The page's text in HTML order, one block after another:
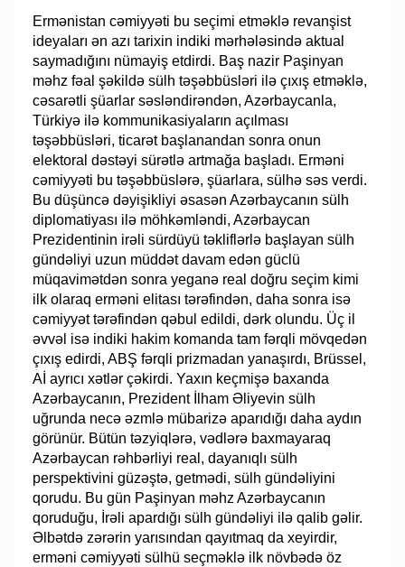
Ermənistan cəmiyyəti bu seçimi etməklə revanşist
ideyaları ən azı tarixin indiki mərhələsində aktual
saymadığını nümayiş etdirdi. Baş nazir Paşinyan
məhz fəal şəkildə sülh təşəbbüsləri ilə çıxış etməklə,
cəsarətli şüarlar səsləndirəndən, Azərbaycanla,
Türkiyə ilə kommunikasiyaların açılması
təşəbbüsləri, ticarət başlanandan sonra onun
elektoral dəstəyi sürətlə artmağa başladı. Erməni
cəmiyyəti bu təşəbbüslərə, şüarlara, sülhə səs verdi.
Bu düşüncə dəyişikliyi əsasən Azərbaycanın sülh
diplomatiyası ilə möhkəmləndi, Azərbaycan
Prezidentinin irəli sürdüyü təkliflərlə başlayan sülh
gündəliyi uzun müddət davam edən güclü
müqavimətdən sonra yeganə real doğru seçim kimi
ilk olaraq erməni elitası tərəfindən, daha sonra isə
cəmiyyət tərəfindən qəbul edildi, dərk olundu. Üç il
əvvəl isə indiki hakim komanda tam fərqli mövqedən
çıxış edirdi, ABŞ fərqli prizmadan yanaşırdı, Brüssel,
Aİ ayrıcı xətlər çəkirdi. Yaxın keçmişə baxanda
Azərbaycanın, Prezident İlham Əliyevin sülh
uğrunda necə əzmlə mübarizə aparıdığı daha aydın
görünür. Bütün təzyiqlərə, vədlərə baxmayaraq
Azərbaycan rəhbərliyi real, dayanıqlı sülh
perspektivini güzəştə, getmədi, sülh gündəliyini
qorudu. Bu gün Paşinyan məhz Azərbaycanın
qoruduğu, İrəli apardığı sülh gündəliyi ilə qalib gəlir.
Əlbətdə zərərin yarısından qayıtmaq da xeyirdir,
erməni cəmiyyəti sülhü seçməklə ilk növbədə öz